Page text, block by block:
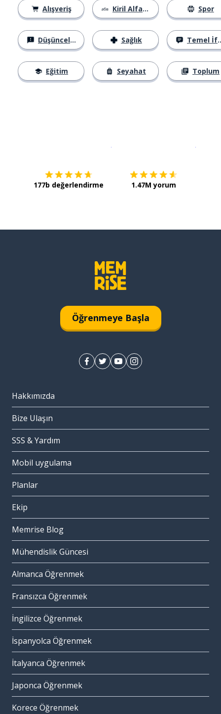
Alışveriş
Düşünceler
Eğitim
Kiril Alfabesi
Sağlık
Seyahat
Spor
Temel İfadeler
Toplum
177b değerlendirme 1.47M yorum
Öğrenmeye Başla
Hakkımızda
Bize Ulaşın
SSS & Yardım
Mobil uygulama
Planlar
Ekip
Memrise Blog
Mühendislik Güncesi
Almanca Öğrenmek
Fransızca Öğrenmek
İngilizce Öğrenmek
İspanyolca Öğrenmek
İtalyanca Öğrenmek
Japonca Öğrenmek
Korece Öğrenmek